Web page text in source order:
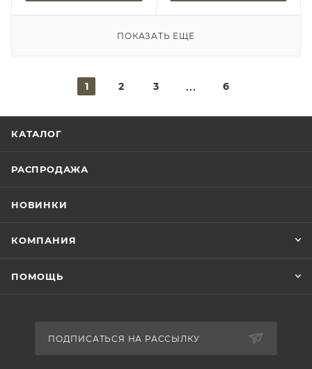
ПОКАЗАТЬ ЕЩЕ
1 2 3 6
КАТАЛОГ
РАСПРОДАЖА
НОВИНКИ
КОМПАНИЯ
ПОМОЩЬ
ПОДПИСАТЬСЯ НА РАССЫЛКУ